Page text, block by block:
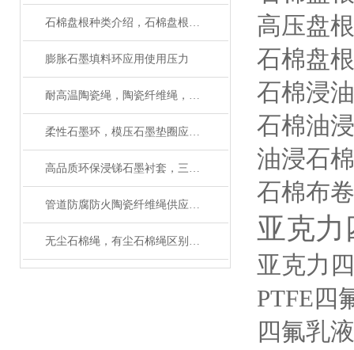
石棉盘根种类介绍，石棉盘根性能作用
膨胀石墨填料环应用使用压力
耐高温陶瓷绳，陶瓷纤维绳，陶瓷编织绳生产工艺
柔性石墨环，模压石墨垫圈应用范围
高品质环保浸锑石墨衬套，三拼环制造厂家
管道防腐防火陶瓷纤维绳供应厂家
无尘石棉绳，有尘石棉绳区别，使用方法
高压盘根
石棉盘根
石棉浸
石棉油
油浸石
石棉布
亚克力
亚克力
PTFE四
四氟乳